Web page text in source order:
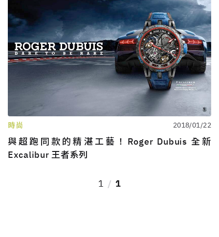
時尚 2018/01/22
與超跑同款的精湛工藝！Roger Dubuis 全新
Excalibur 王者系列
1 1